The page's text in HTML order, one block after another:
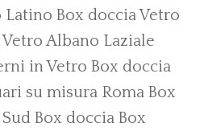
Latino Box doccia Vetro
Albano Laziale
in Vetro Box doccia
su misura Roma Box
Box doccia Box